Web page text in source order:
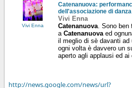
Vivi Enna
Catenanuova:
dell'associazione di danza
Vivi Enna
Catenanuova . Sono
a Catenanuova ed
il meglio di sè davanti ad
ogni volta è davvero un
aperto agli applausi ed
http://news.google.com/news/url?